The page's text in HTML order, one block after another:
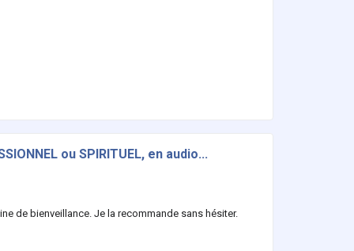
ou SPIRITUEL, en audio...
de bienveillance. Je la recommande sans hésiter.